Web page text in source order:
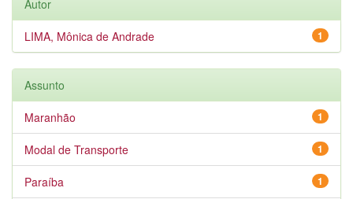
Autor
1
LIMA, Mônica de Andrade
Assunto
1
Maranhão
1
Modal de Transporte
1
Paraíba